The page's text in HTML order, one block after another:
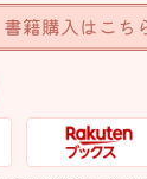
書籍購入はこち